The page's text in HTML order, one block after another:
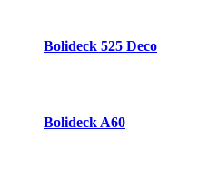
Bolideck 525 Deco
Bolideck A60